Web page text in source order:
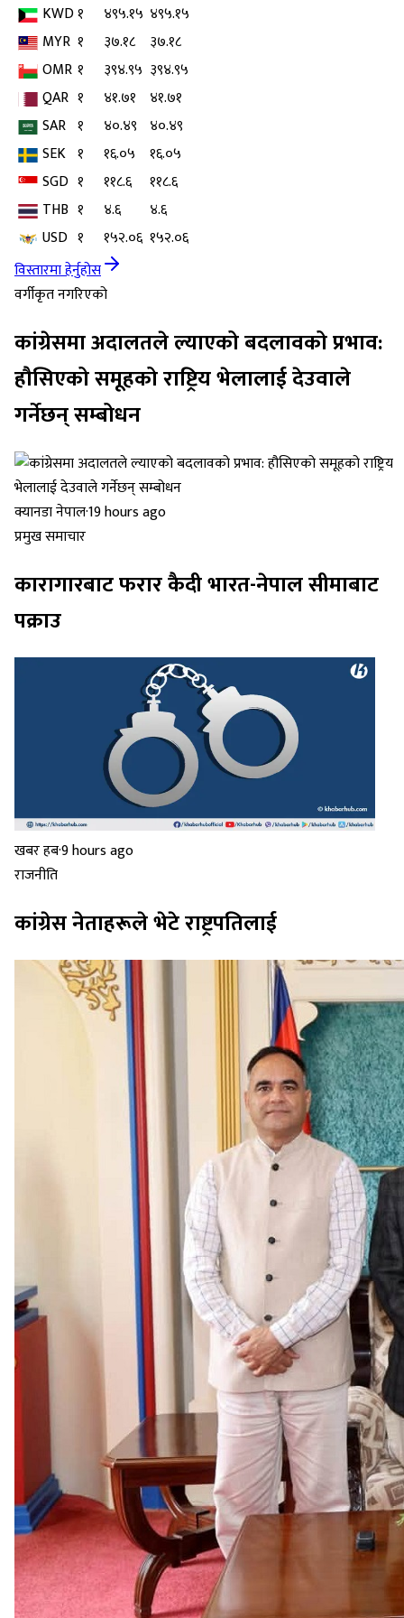
KWD१ ४९५.१५ ४९५.१५
MYR १ ३७.१८
३७.१८
OMR १ ३९४.९५ ३९४.९५
QAR १ ४१.७१
४१.७१
SAR १ ४०.४९ ४०.४९
SEK १ १६.०५
१६.०५
SGD १ ११८.६
११८.६
THB १ ४.६
४.६
USD १ १५२.०६ १५२.०६
विस्तारमा हेर्नुहोस
वर्गीकृत नगरिएको
कांग्रेसमा अदालतले ल्याएको बदलावको प्रभाव:
हौसिएको समूहको राष्ट्रिय भेलालाई देउवाले
गर्नेछन् सम्बोधन
क्यानडा नेपाल·19 hours ago
प्रमुख समाचार
कारागारबाट फरार कैदी भारत-नेपाल सीमाबाट
पक्राउ
खबर हब·9 hours ago
राजनीति
कांग्रेस नेताहरूले भेटे राष्ट्रपतिलाई